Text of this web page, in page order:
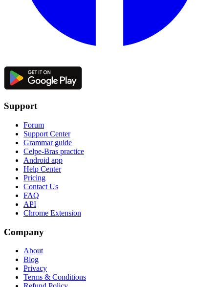
Support
Forum
Support Center
Grammar guide
Celpe-Bras practice
Android app
Help Center
Pricing
Contact Us
FAQ
API
Chrome Extension
Company
About
Blog
Privacy
Terms & Conditions